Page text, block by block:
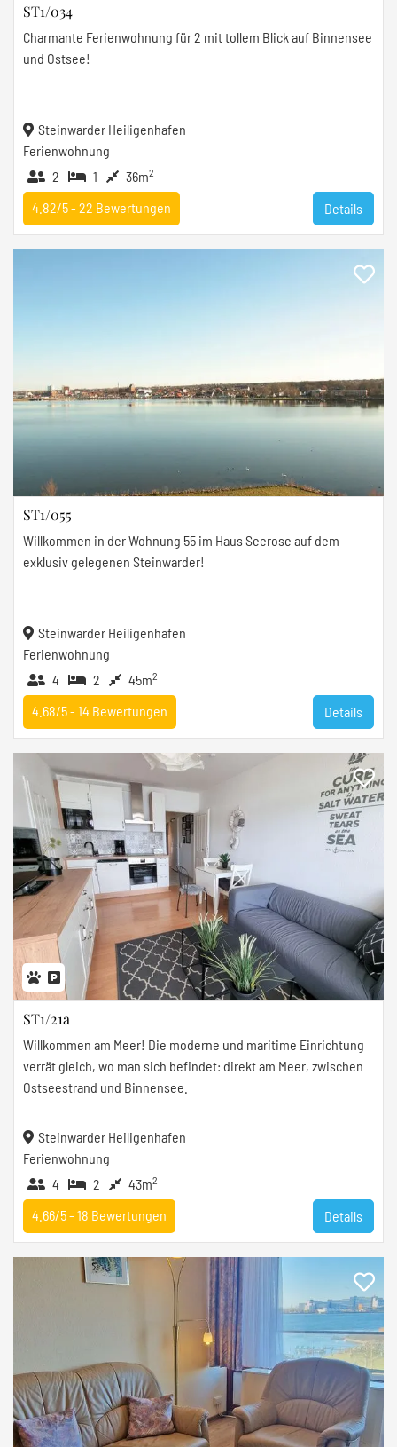
ST1/034
Charmante Ferienwohnung für 2 mit tollem Blick auf Binnensee
und Ostsee!
Steinwarder Heiligenhafen
Ferienwohnung
2
1 36m2
Details
4.82/5 - 22 Bewertungen
ST1/055
Willkommen in der Wohnung 55 im Haus Seerose auf dem
exklusiv gelegenen Steinwarder!
Steinwarder Heiligenhafen
Ferienwohnung
4
2 45m2
Details
4.68/5 - 14 Bewertungen
ST1/21a
Willkommen am Meer! Die moderne und maritime Einrichtung
verrät gleich, wo man sich befindet: direkt am Meer, zwischen
Ostseestrand und Binnensee.
Steinwarder Heiligenhafen
Ferienwohnung
4
2 43m2
Details
4.66/5 - 18 Bewertungen